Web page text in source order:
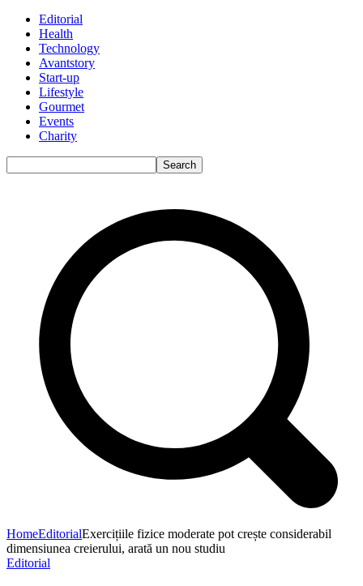
Editorial
Health
Technology
Avantstory
Start-up
Lifestyle
Gourmet
Events
Charity
Search
HomeEditorialExercițiile fizice moderate pot crește considerabil
dimensiunea creierului, arată un nou studiu
Editorial